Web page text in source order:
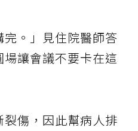
完。」見住院醫師答
讓會議不要卡在這
裂傷，因此幫病人排